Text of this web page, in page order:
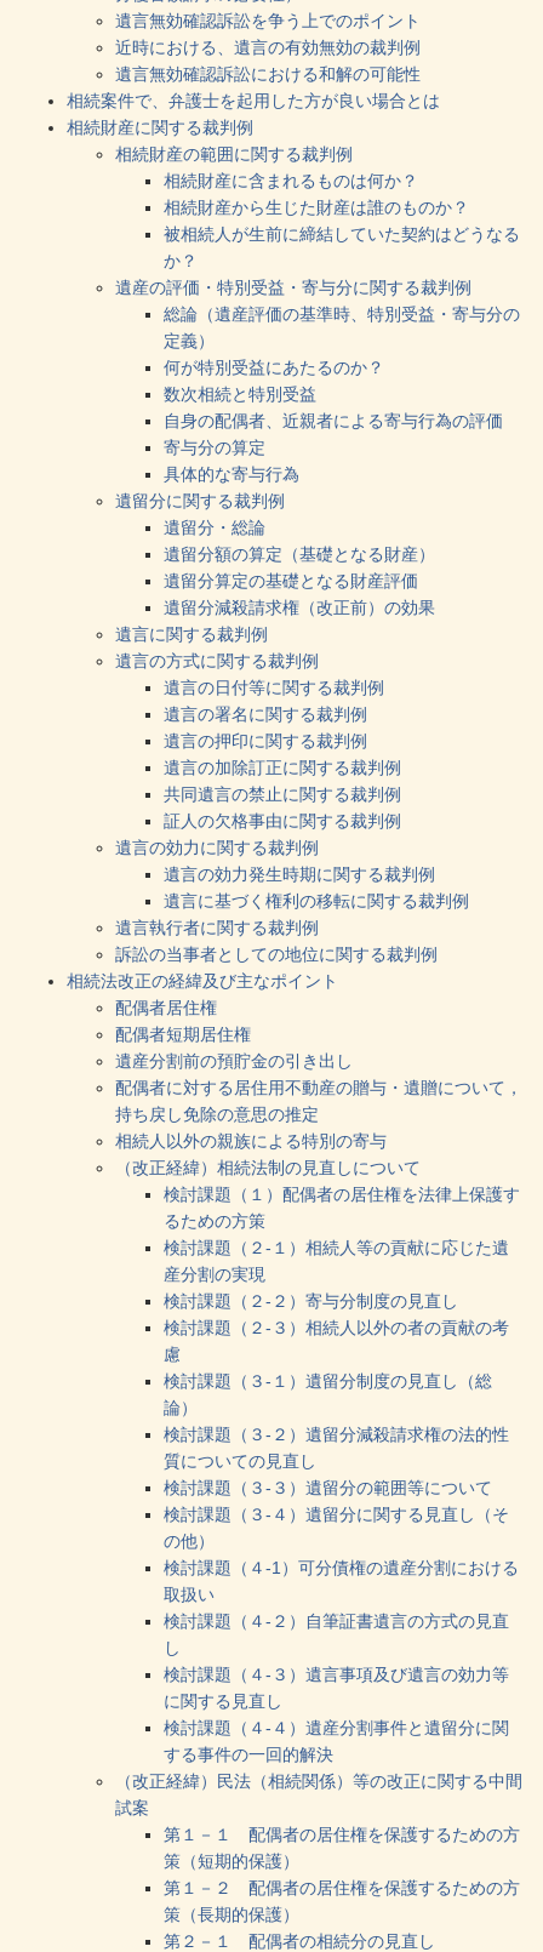
遺言無効確認訴訟を争う上でのポイント
近時における、遺言の有効無効の裁判例
遺言無効確認訴訟における和解の可能性
相続案件で、弁護士を起用した方が良い場合とは
相続財産に関する裁判例
相続財産の範囲に関する裁判例
相続財産に含まれるものは何か？
相続財産から生じた財産は誰のものか？
被相続人が生前に締結していた契約はどうなる
か？
遺産の評価・特別受益・寄与分に関する裁判例
総論（遺産評価の基準時、特別受益・寄与分の
定義）
何が特別受益にあたるのか？
数次相続と特別受益
自身の配偶者、近親者による寄与行為の評価
寄与分の算定
具体的な寄与行為
遺留分に関する裁判例
遺留分・総論
遺留分額の算定（基礎となる財産）
遺留分算定の基礎となる財産評価
遺留分減殺請求権（改正前）の効果
遺言に関する裁判例
遺言の方式に関する裁判例
遺言の日付等に関する裁判例
遺言の署名に関する裁判例
遺言の押印に関する裁判例
遺言の加除訂正に関する裁判例
共同遺言の禁止に関する裁判例
証人の欠格事由に関する裁判例
遺言の効力に関する裁判例
遺言の効力発生時期に関する裁判例
遺言に基づく権利の移転に関する裁判例
遺言執行者に関する裁判例
訴訟の当事者としての地位に関する裁判例
相続法改正の経緯及び主なポイント
配偶者居住権
配偶者短期居住権
遺産分割前の預貯金の引き出し
配偶者に対する居住用不動産の贈与・遺贈について，
持ち戻し免除の意思の推定
相続人以外の親族による特別の寄与
（改正経緯）相続法制の見直しについて
検討課題（１）配偶者の居住権を法律上保護す
るための方策
検討課題（２-１）相続人等の貢献に応じた遺
産分割の実現
検討課題（２-２）寄与分制度の見直し
検討課題（２-３）相続人以外の者の貢献の考
慮
検討課題（３-１）遺留分制度の見直し（総
論）
検討課題（３-２）遺留分減殺請求権の法的性
質についての見直し
検討課題（３-３）遺留分の範囲等について
検討課題（３-４）遺留分に関する見直し（そ
の他）
検討課題（４-1）可分債権の遺産分割における
取扱い
検討課題（４-２）自筆証書遺言の方式の見直
し
検討課題（４-３）遺言事項及び遺言の効力等
に関する見直し
検討課題（４-４）遺産分割事件と遺留分に関
する事件の一回的解決
（改正経緯）民法（相続関係）等の改正に関する中間
試案
第１－１ 配偶者の居住権を保護するための方
策（短期的保護）
第１－２ 配偶者の居住権を保護するための方
策（長期的保護）
第２－１ 配偶者の相続分の見直し